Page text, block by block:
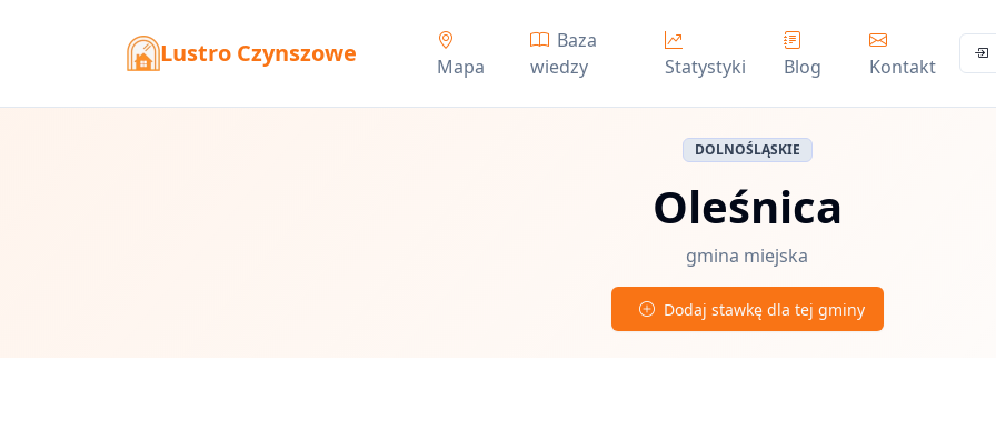
Lustro Czynszowe Mapa
Baza
wiedzy
Statystyki Blog Kontakt
DOLNOŚLĄSKIE
Oleśnica
gmina miejska
Dodaj stawkę dla tej gminy